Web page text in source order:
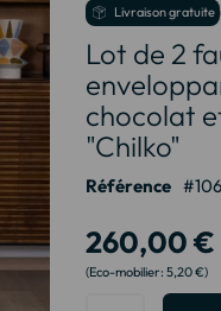
Livraison gratuite
Lot de 2
chocolat
"Chilko"
Référence
260,00 €
5,20 €